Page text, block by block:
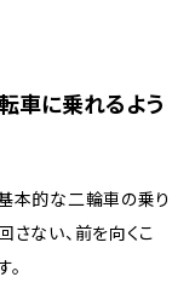
車に乗れるよう
本的な二輪車の乗り
さない、前を向くこ